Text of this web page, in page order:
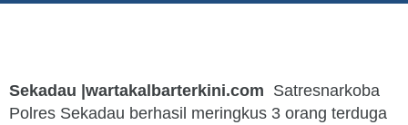
Sekadau |wartakalbarterkini.com Satresnarkoba
Polres Sekadau berhasil meringkus 3 orang terduga